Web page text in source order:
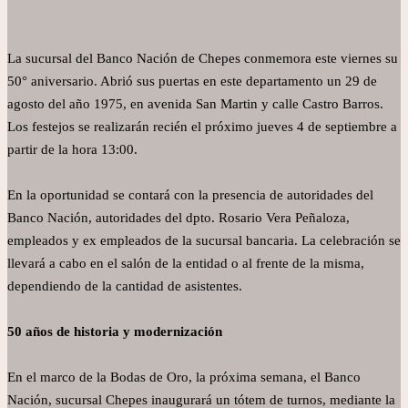
La sucursal del Banco Nación de Chepes conmemora este viernes su
50° aniversario. Abrió sus puertas en este departamento un 29 de
agosto del año 1975, en avenida San Martin y calle Castro Barros.
Los festejos se realizarán recién el próximo jueves 4 de septiembre a
partir de la hora 13:00.
En la oportunidad se contará con la presencia de autoridades del
Banco Nación, autoridades del dpto. Rosario Vera Peñaloza,
empleados y ex empleados de la sucursal bancaria. La celebración se
llevará a cabo en el salón de la entidad o al frente de la misma,
dependiendo de la cantidad de asistentes.
50 años de historia y modernización
En el marco de la Bodas de Oro, la próxima semana, el Banco
Nación, sucursal Chepes inaugurará un tótem de turnos, mediante la